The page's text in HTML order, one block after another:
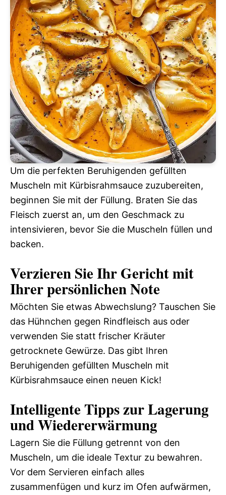
Um die perfekten Beruhigenden gefüllten
Muscheln mit Kürbisrahmsauce zuzubereiten,
beginnen Sie mit der Füllung. Braten Sie das
Fleisch zuerst an, um den Geschmack zu
intensivieren, bevor Sie die Muscheln füllen und
backen.
Verzieren Sie Ihr Gericht mit
Ihrer persönlichen Note
Möchten Sie etwas Abwechslung? Tauschen Sie
das Hühnchen gegen Rindfleisch aus oder
verwenden Sie statt frischer Kräuter
getrocknete Gewürze. Das gibt Ihren
Beruhigenden gefüllten Muscheln mit
Kürbisrahmsauce einen neuen Kick!
Intelligente Tipps zur Lagerung
und Wiedererwärmung
Lagern Sie die Füllung getrennt von den
Muscheln, um die ideale Textur zu bewahren.
Vor dem Servieren einfach alles
zusammenfügen und kurz im Ofen aufwärmen,